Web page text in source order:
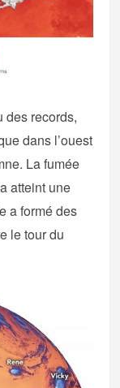
des records,
dans l’ouest
La fumée
atteint une
a formé des
le tour du